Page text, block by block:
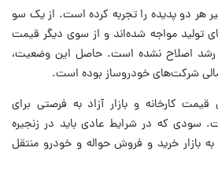
هر دو پدیده را تجربه کرده است. از یک سو
تولید مواجه شده‌اند و از سوی دیگر قیمت
رشد اصلاح نشده است. حاصل این وضعیت،
شرکت‌های خودروساز بوده است.
کارخانه و بازار آزاد به فرصتی برای
سودی که در شرایط عادی باید در زنجیره
به بازار خرید و فروش حواله و خودرو منتقل